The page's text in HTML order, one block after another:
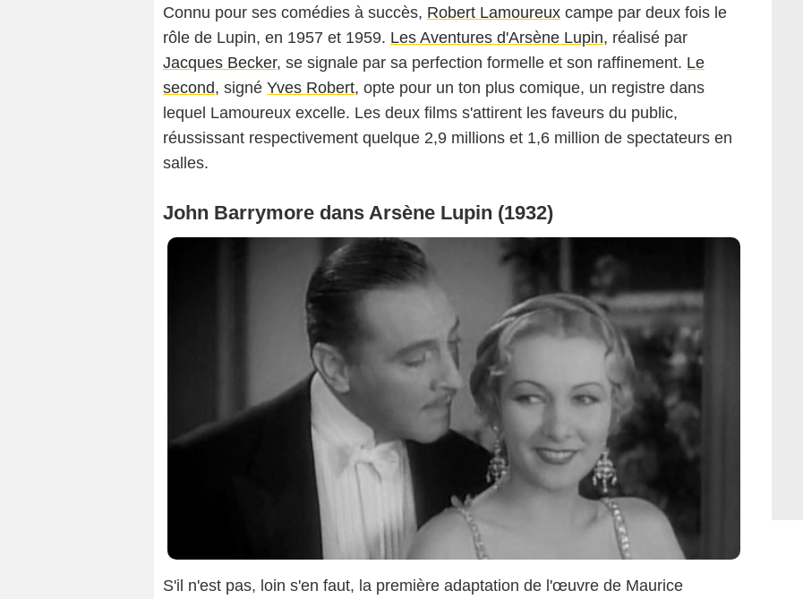
Connu pour ses comédies à succès, Robert Lamoureux campe par deux fois le
rôle de Lupin, en 1957 et 1959. Les Aventures d'Arsène Lupin, réalisé par
Jacques Becker, se signale par sa perfection formelle et son raffinement. Le
second, signé Yves Robert, opte pour un ton plus comique, un registre dans
lequel Lamoureux excelle. Les deux films s'attirent les faveurs du public,
réussissant respectivement quelque 2,9 millions et 1,6 million de spectateurs en
salles.
John Barrymore dans Arsène Lupin (1932)
S'il n'est pas, loin s'en faut, la première adaptation de l'œuvre de Maurice